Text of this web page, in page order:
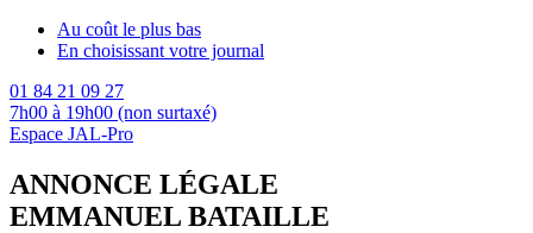
Au coût le plus bas
En choisissant votre journal
01 84 21 09 27
7h00 à 19h00 (non surtaxé)
Espace JAL-Pro
ANNONCE LÉGALE
EMMANUEL BATAILLE